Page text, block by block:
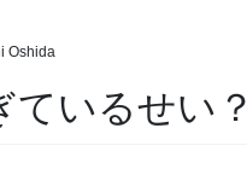
Oshida
ているせい？